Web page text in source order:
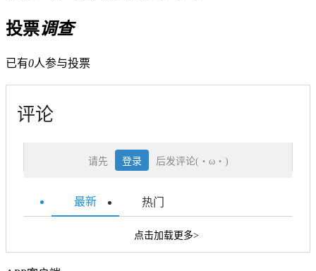
投票调查
已有0人参与投票
评论
请先 登录 后发评论(・ω・)
最新 热门
点击加载更多>